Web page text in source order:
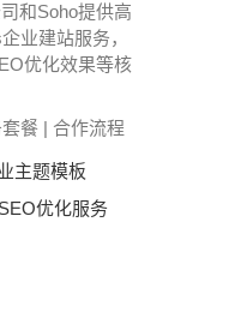
和Soho提供高
业建站服务，
优化效果等核
餐 | 合作流程
主题模板
优化服务